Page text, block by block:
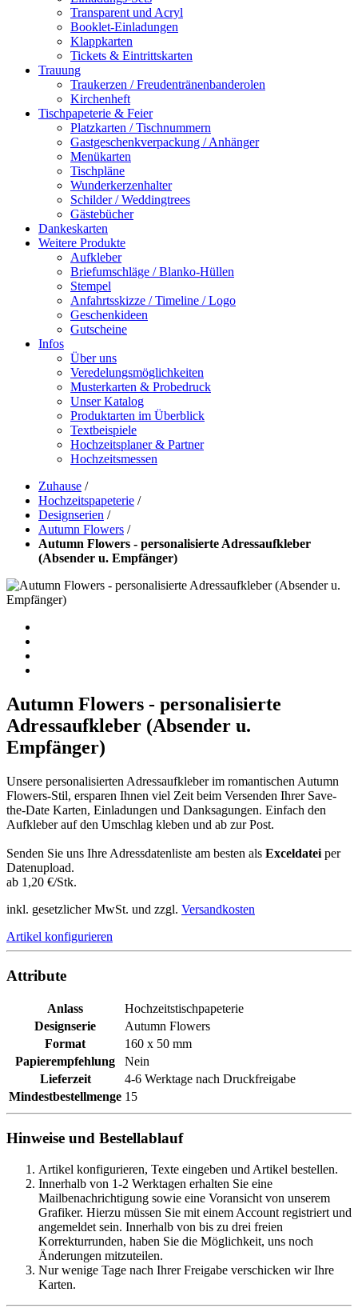
Transparent und Acryl
Booklet-Einladungen
Klappkarten
Tickets & Eintrittskarten
Trauung
Traukerzen / Freudentränenbanderolen
Kirchenheft
Tischpapeterie & Feier
Platzkarten / Tischnummern
Gastgeschenkverpackung / Anhänger
Menükarten
Tischpläne
Wunderkerzenhalter
Schilder / Weddingtrees
Gästebücher
Dankeskarten
Weitere Produkte
Aufkleber
Briefumschläge / Blanko-Hüllen
Stempel
Anfahrtsskizze / Timeline / Logo
Geschenkideen
Gutscheine
Infos
Über uns
Veredelungsmöglichkeiten
Musterkarten & Probedruck
Unser Katalog
Produktarten im Überblick
Textbeispiele
Hochzeitsplaner & Partner
Hochzeitsmessen
Zuhause /
Hochzeitspapeterie /
Designserien /
Autumn Flowers /
Autumn Flowers - personalisierte Adressaufkleber
(Absender u. Empfänger)
Autumn Flowers - personalisierte
Adressaufkleber (Absender u.
Empfänger)
Unsere personalisierten Adressaufkleber im romantischen Autumn
Flowers-Stil, ersparen Ihnen viel Zeit beim Versenden Ihrer Save-
the-Date Karten, Einladungen und Danksagungen. Einfach den
Aufkleber auf den Umschlag kleben und ab zur Post.
Senden Sie uns Ihre Adressdatenliste am besten als Exceldatei per
Datenupload.
ab 1,20 €/Stk.
inkl. gesetzlicher MwSt. und zzgl. Versandkosten
Artikel konfigurieren
Attribute
Anlass
Hochzeitstischpapeterie
Designserie
Autumn Flowers
Format
160 x 50 mm
Papierempfehlung
Nein
Lieferzeit
4-6 Werktage nach Druckfreigabe
Mindestbestellmenge 15
Hinweise und Bestellablauf
Artikel konfigurieren, Texte eingeben und Artikel bestellen.
Innerhalb von 1-2 Werktagen erhalten Sie eine
Mailbenachrichtigung sowie eine Voransicht von unserem
Grafiker. Hierzu müssen Sie mit einem Account registriert und
angemeldet sein. Innerhalb von bis zu drei freien
Korrekturrunden, haben Sie die Möglichkeit, uns noch
Änderungen mitzuteilen.
Nur wenige Tage nach Ihrer Freigabe verschicken wir Ihre
Karten.